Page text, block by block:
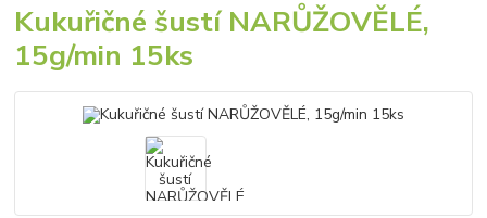
Kukuřičné šustí NARŮŽOVĚLÉ,
15g/min 15ks